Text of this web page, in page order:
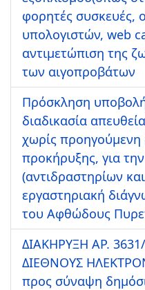
φορητές συσκευές,
υπολογιστών, web
αντιμετώπιση της
των αιγοπροβάτων
Πρόσκληση
διαδικασία
χωρίς προηγούμενη
προκήρυξης, για
(αντιδραστηρίων
εργαστηριακή
του Αφθώδους
ΔΙΑΚΗΡΥΞΗ ΑΡ.
ΔΙΕΘΝΟΥΣ
προς σύναψη